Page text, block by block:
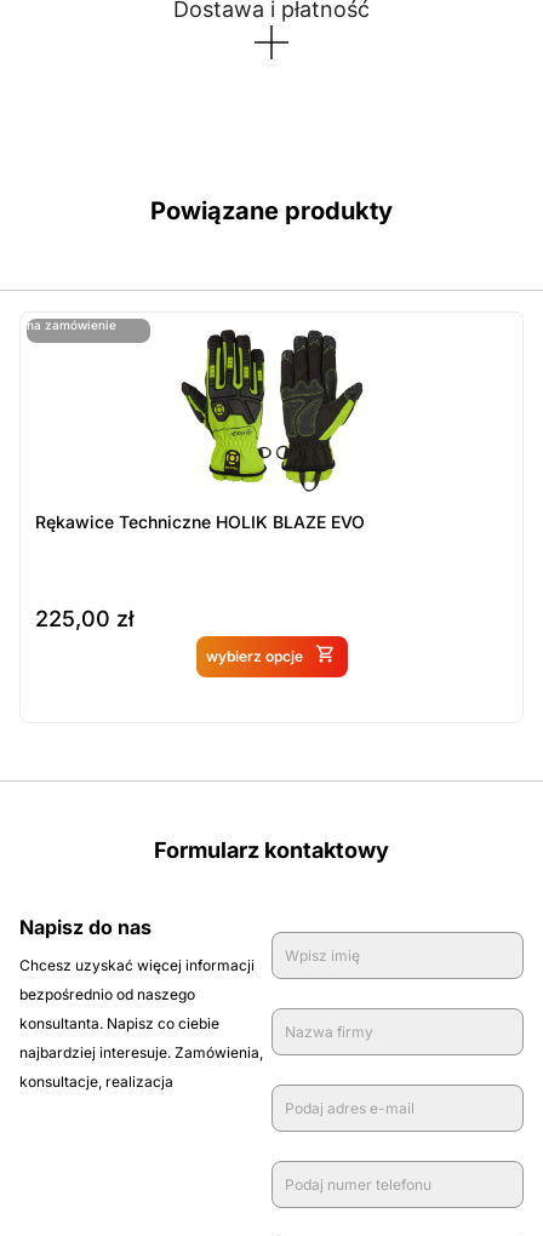
Dostawa i płatność
Powiązane produkty
na zamówienie
ostatnie sztuki
Rękawice Techniczne HOLIK BLAZE EVO
225,00 zł
wybierz opcje
Produkt dostępny na
Formularz kontaktowy
Napisz do nas
Chcesz uzyskać więcej informacji
bezpośrednio od naszego
konsultanta. Napisz co ciebie
najbardziej interesuje. Zamówienia,
konsultacje, realizacja